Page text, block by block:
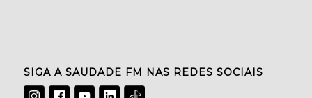
SIGA A SAUDADE FM NAS REDES SOCIAIS